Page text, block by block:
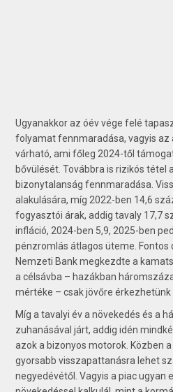
Ugyanakkor az óév vége felé
folyamat fennmaradása, vagyis
várható, ami főleg 2024-től
bővülését. Továbbra is rizikós tétel
bizonytalanság fennmaradása.
alakulására, míg 2022-ben 14,6
fogyasztói árak, addig tavaly 17,7
infláció, 2024-ben 5,9, 2025-ben
pénzromlás átlagos üteme. Fontos
Nemzeti Bank megkezdte a
a célsávba – hazákban
mértéke – csak jövőre érkezhetünk
Míg a tavalyi év a növekedés és a
zuhanásával járt, addig idén
azok a bizonyos motorok. Közben
gyorsabb visszapattanásra lehet
negyedévétől. Vagyis a piac ugyan